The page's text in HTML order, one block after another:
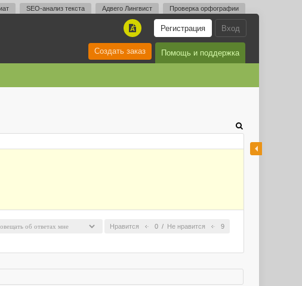
SEO-анализ текста Адвего Лингвист Проверка орфографии
Вход
Регистрация
A
Помощь и поддержка
Создать заказ
Нравится 0 / Не нравится 9